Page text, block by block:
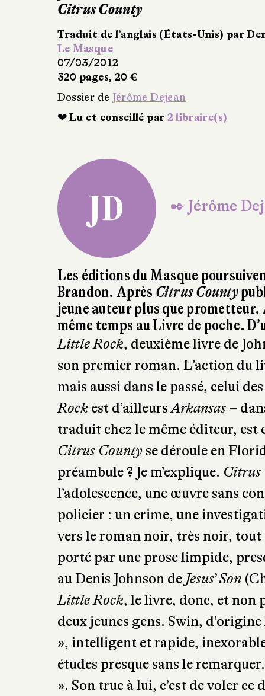
Traduit de l'anglais (États-Unis) par
Le Livre de Poche
06/11/2013
306 pages, 6,90 €
Dossier deJérôme Dejean
❤ Lu et conseillé par2 libraire(s)
JD ✒ Jérôme
Les éditions du Masque
Brandon. Après Citrus County
jeune auteur plus que
même temps au Livre de poche.
Little Rock, deuxième livre de
son premier roman. L’action du
mais aussi dans le passé, celui
Rock est d’ailleursArkansas–
traduit chez le même éditeur,
Citrus County se déroule en
préambule ? Je m’explique. Citrus
l’adolescence, une œuvre sans
policier : un crime, une
vers le roman noir, très noir, tout
porté par une prose limpide,
au Denis Johnson de Jesus’ Son
Little Rock, le livre, donc, et non
deux jeunes gens. Swin,
», intelligent et rapide,
études presque sans le
». Son truc à lui, c’est de voler